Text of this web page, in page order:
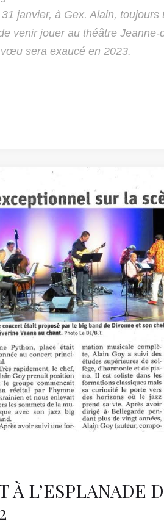
janvier, à Gex. Alain,
venir jouer au théâtre Jeanne-
sera exaucé en 2023.
À L’ESPLANADE